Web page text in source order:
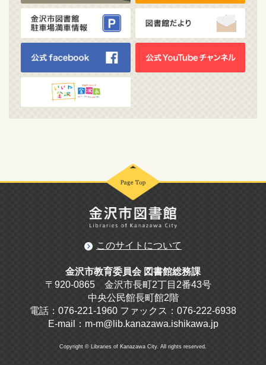
このサイトについて
金沢市教育委員会 図書館総務課
〒920-0865 金沢市長町2丁目2番43号
中央公民館長町館2階
電話：076-221-1960 ファックス：076-222-6938
E-mail：m-m@lib.kanazawa.ishikawa.jp
Copyright © Libraries of Kanazawa City. All rights reserved.